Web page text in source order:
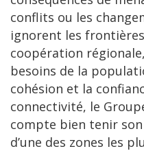
conflits ou les
ignorent les
coopération
besoins de la
cohésion et la
connectivité, le
compte bien tenir
d’une des zones les